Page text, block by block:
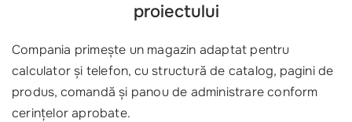
proiectului
Compania primește un magazin adaptat pentru
calculator și telefon, cu structură de catalog, pagini de
produs, comandă și panou de administrare conform
cerințelor aprobate.